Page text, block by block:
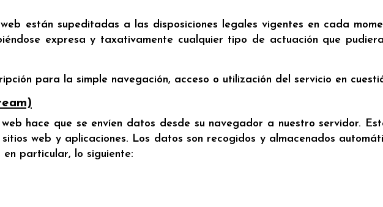
están supeditadas a las disposiciones legales vigentes en cada
expresa y taxativamente cualquier tipo de actuación que
para la simple navegación, acceso o utilización del servicio en
hace que se envíen datos desde su navegador a nuestro servidor.
web y aplicaciones. Los datos son recogidos y almacenados
en particular, lo siguiente: